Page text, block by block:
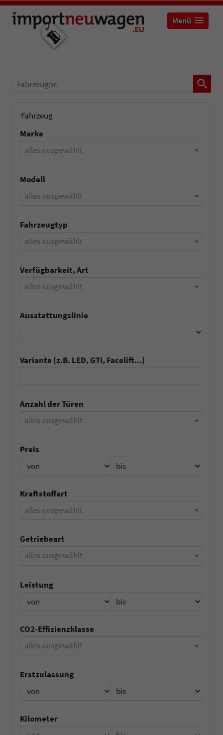
Menü
Fahrzeugnr.
Fahrzeug
Marke
alles ausgewählt
Modell
alles ausgewählt
Fahrzeugtyp
alles ausgewählt
Verfügbarkeit, Art
alles ausgewählt
Ausstattungslinie
Variante (z.B. LED, GTI, Facelift...)
Anzahl der Türen
alles ausgewählt
Preis
Kraftstoffart
alles ausgewählt
Getriebeart
alles ausgewählt
Leistung
CO2-Effizienzklasse
alles ausgewählt
Erstzulassung
Kilometer